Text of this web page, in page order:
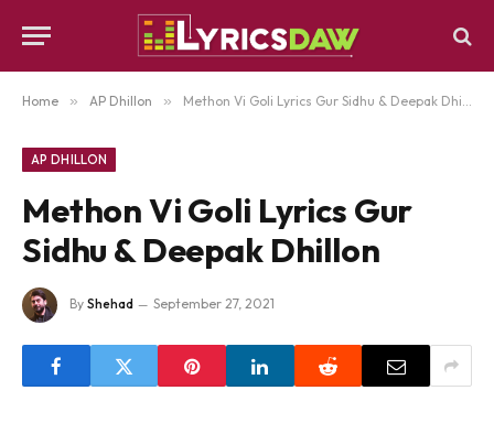
Home » AP Dhillon » Methon Vi Goli Lyrics Gur Sidhu & Deepak Dhillon
AP DHILLON
Methon Vi Goli Lyrics Gur
Sidhu & Deepak Dhillon
By Shehad September 27, 2021